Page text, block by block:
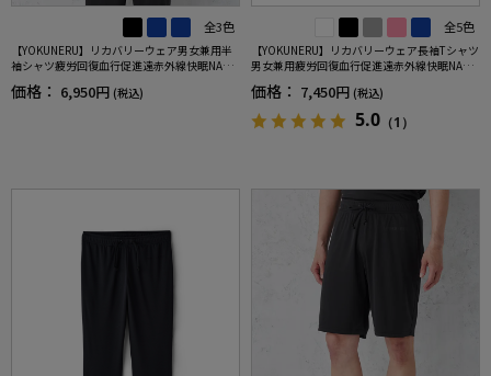
全3色
【YOKUNERU】リカバリーウェア男女兼用半
袖シャツ疲労回復血行促進遠赤外線快眠NANO
MIX(R)【一般医療機器】SS～LLサイズ
価格： 6,950円 (税込)
全5色
【YOKUNERU】リカバリーウェア長袖Tシャツ
男女兼用疲労回復血行促進遠赤外線快眠NANO
MIX(R)【一般医療機器】SS～LLサイズ
価格： 7,450円 (税込)
5.0 （1）